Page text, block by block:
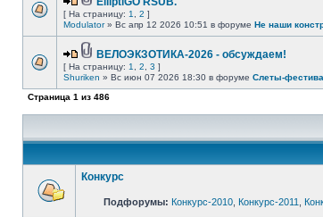
[ На страницу: 1 2 ]
Modulator» Вс апр 12 2026 10:51 в форуме Не наши
ВЕЛОЭКЗОТИКА-2026 - обсуждаем!
[ На страницу: 1 2 3 ]
Shuriken » Вс июн 07 2026 18:30 в форуме Слеты-
Страница 1 из 486
Конкурс
Подфорумы: Конкурс-2010 Конкурс-2011